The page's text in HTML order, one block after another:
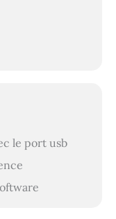
le port usb